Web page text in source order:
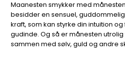
Maanesten smykker med
besidder en sensuel,
kraft, som kan styrke din intuition
gudinde. Og så er månesten
sammen med sølv, guld og andre